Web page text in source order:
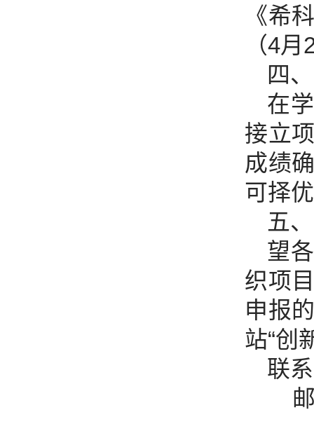
《希
（4
四
在
接立
成绩
可择
五
望
织项
申报
站“创
联
邮